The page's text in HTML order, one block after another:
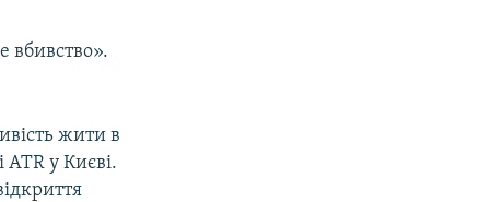
вбивство».
жити в
у Києві.